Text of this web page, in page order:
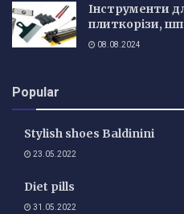
Інструменти
плиткорізи,
08.08.2024
Popular
Stylish shoes Baldinini
23.05.2022
Diet pills
31.05.2022